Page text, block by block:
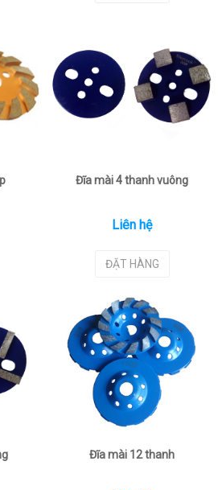
Đĩa mài 4 thanh vuông
Liên hệ
ĐẶT HÀNG
Đĩa mài 12 thanh